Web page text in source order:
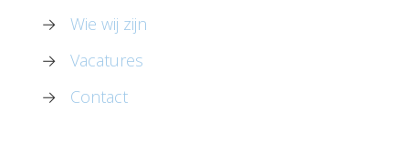
→
Wie wij zijn
→
Vacatures
→
Contact